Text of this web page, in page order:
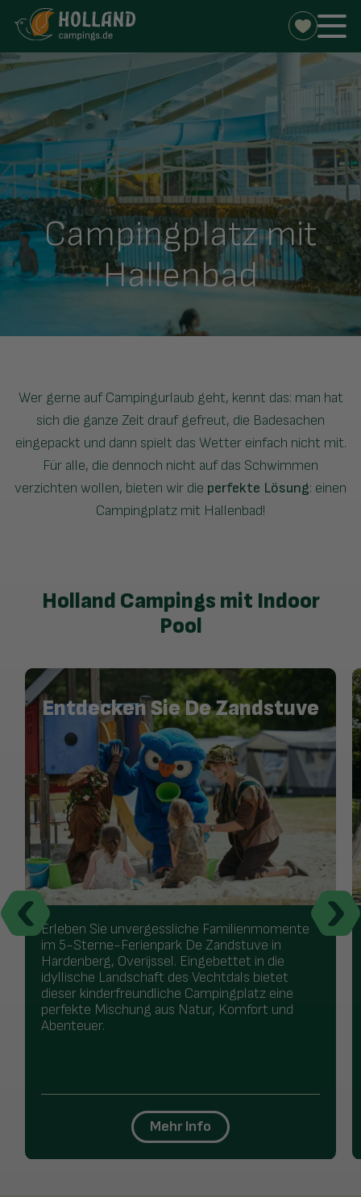
Campingplatz mit
Hallenbad
Wer gerne auf Campingurlaub geht, kennt das: man hat
sich die ganze Zeit drauf gefreut, die Badesachen
eingepackt und dann spielt das Wetter einfach nicht mit.
Für alle, die dennoch nicht auf das Schwimmen
verzichten wollen, bieten wir die perfekte Lösung: einen
Campingplatz mit Hallenbad!
Holland Campings mit Indoor
Pool
Entdecken Sie De Zandstuve
Erleben Sie unvergessliche Familienmomente
im 5-Sterne-Ferienpark De Zandstuve in
Hardenberg, Overijssel. Eingebettet in die
idyllische Landschaft des Vechtdals bietet
dieser kinderfreundliche Campingplatz eine
perfekte Mischung aus Natur, Komfort und
Abenteuer.
Mehr Info